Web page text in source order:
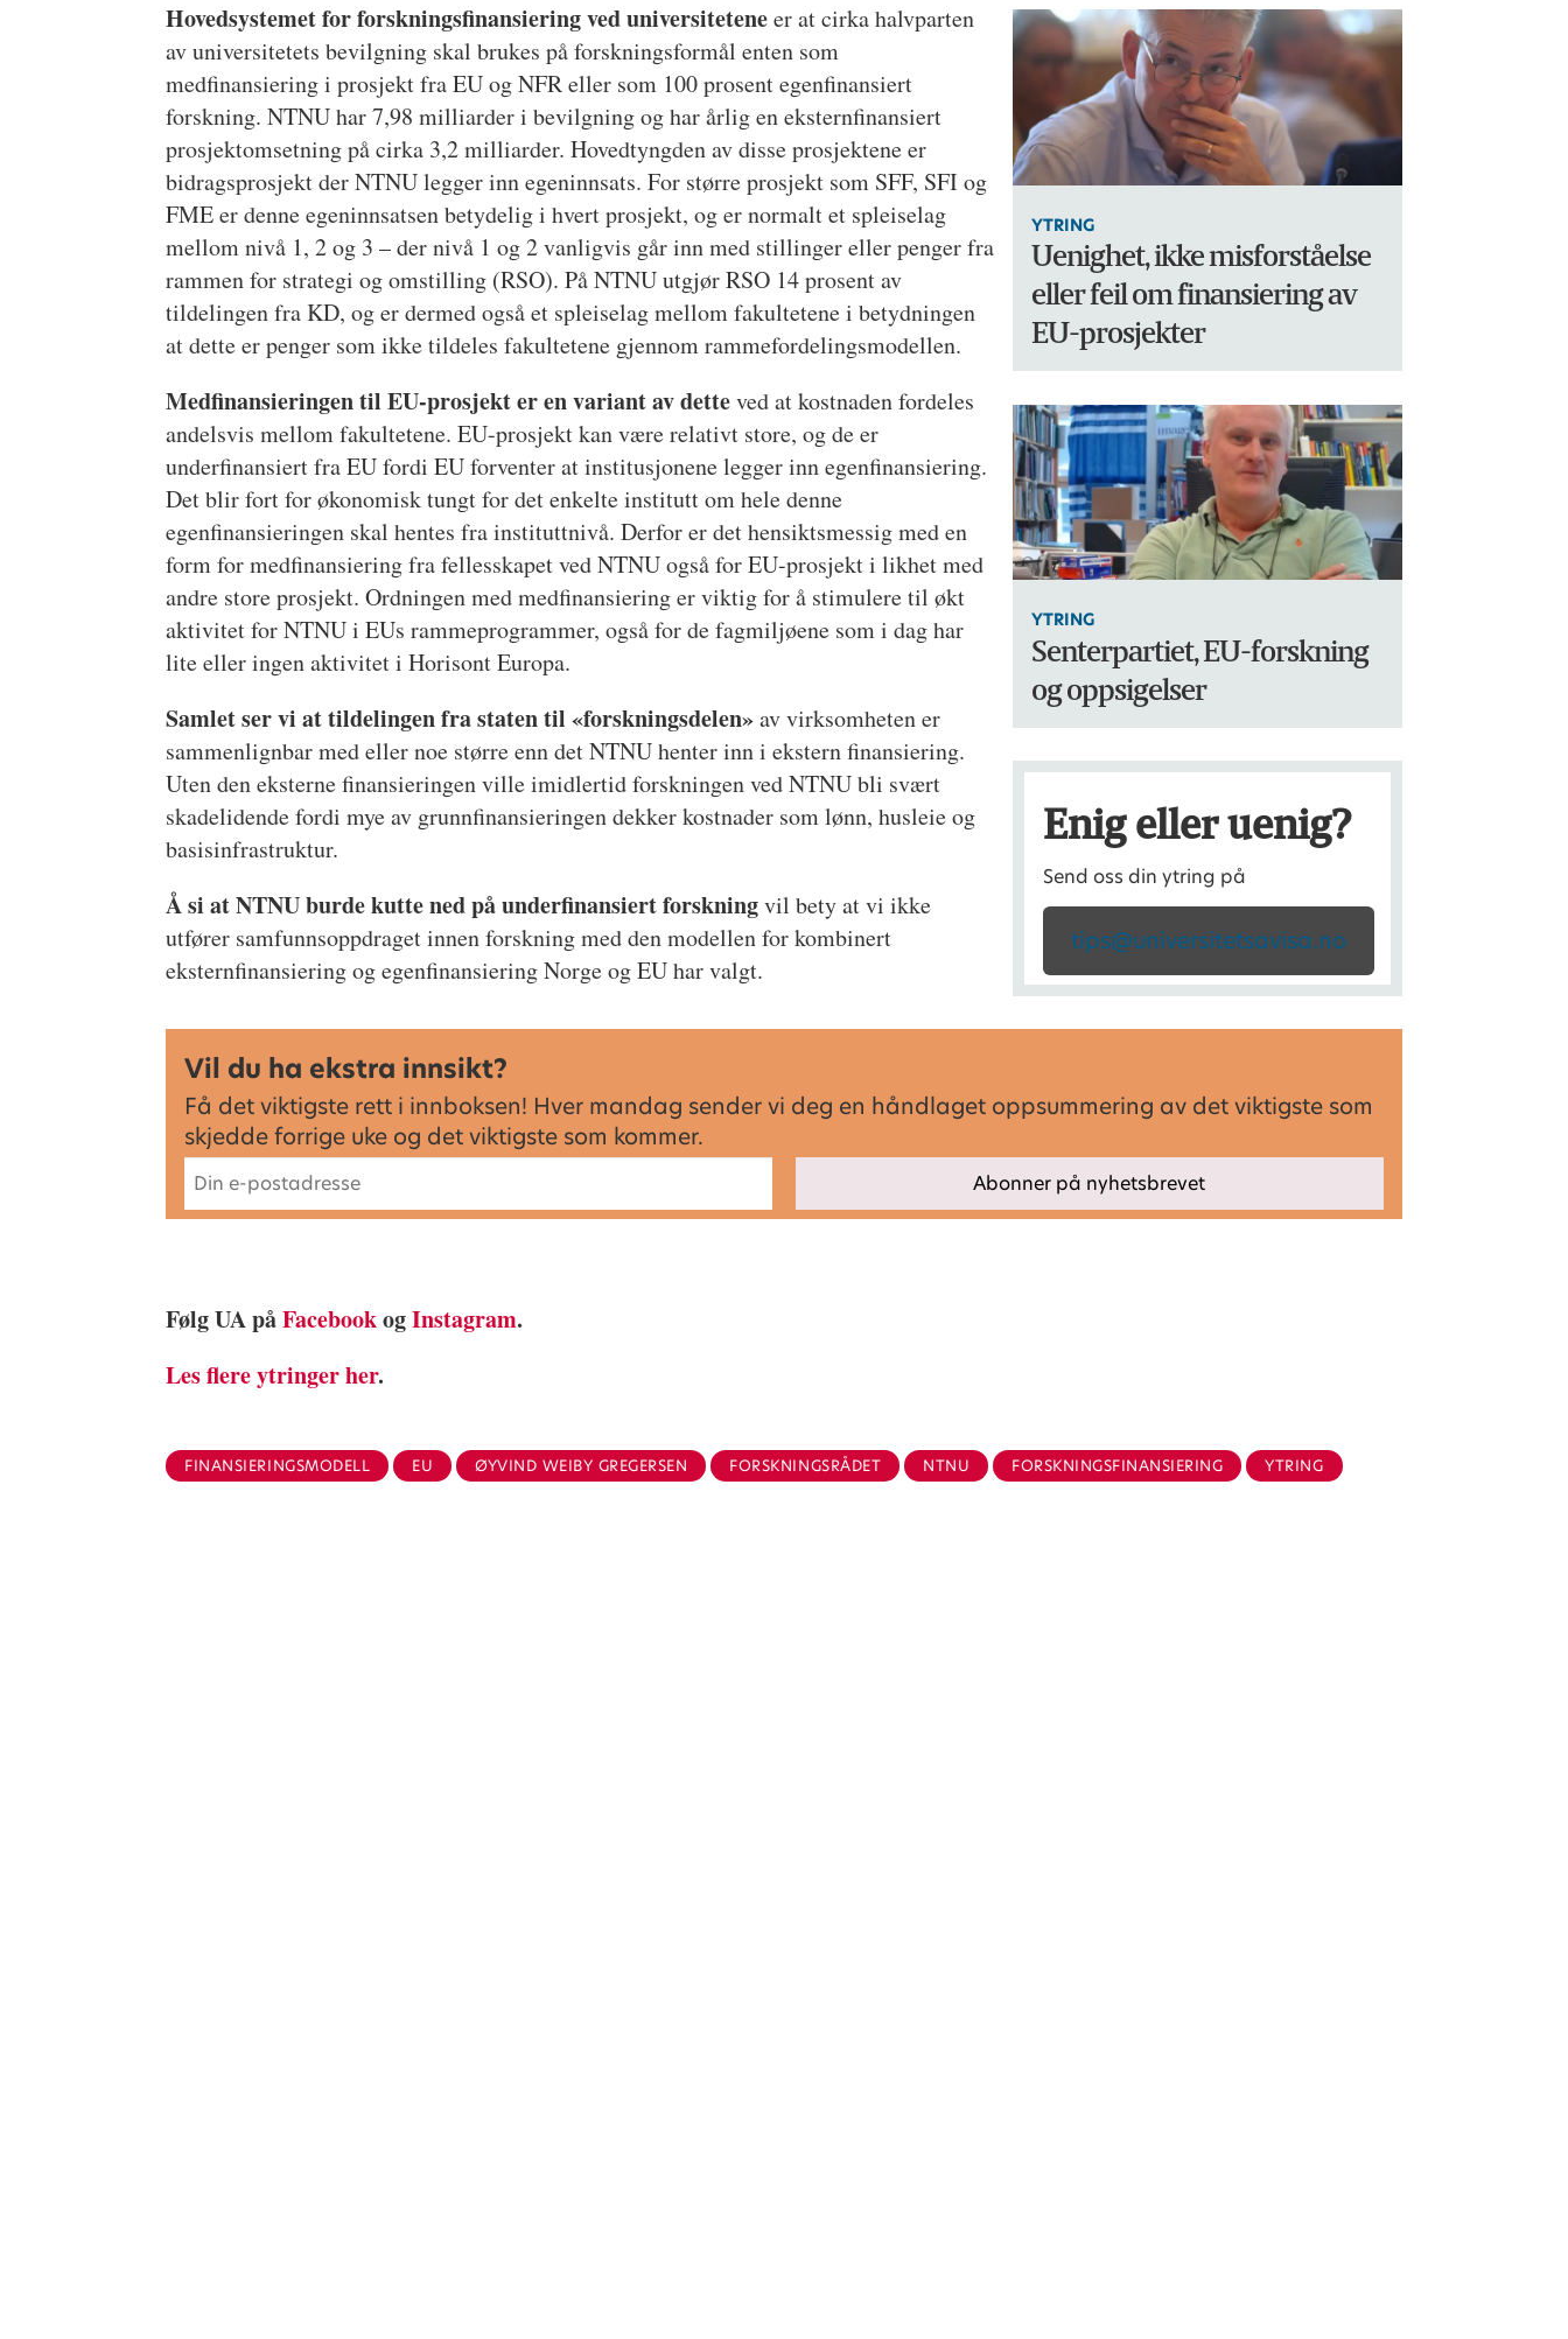
YTRING
Uenighet, ikke misforståelse
eller feil om finansiering av
EU-prosjekter
Hovedsystemet for forskningsfinansiering ved universiteteneer at cirka halvparten
av universitetets bevilgning skal brukes på forskningsformål enten som
medfinansiering i prosjekt fra EU og NFR eller som 100 prosent egenfinansiert
forskning. NTNU har 7,98 milliarder i bevilgning og har årlig en eksternfinansiert
prosjektomsetning på cirka 3,2 milliarder. Hovedtyngden av disse prosjektene er
bidragsprosjekt der NTNU legger inn egeninnsats. For større prosjekt som SFF, SFI og
FME er denne egeninnsatsen betydelig i hvert prosjekt, og er normalt et spleiselag
mellom nivå 1, 2 og 3 – der nivå 1 og 2 vanligvis går inn med stillinger eller penger fra
rammen for strategi og omstilling (RSO). På NTNU utgjør RSO 14 prosent av
tildelingen fra KD, og er dermed også et spleiselag mellom fakultetene i betydningen
at dette er penger som ikke tildeles fakultetene gjennom rammefordelingsmodellen.
YTRING
Senterpartiet, EU-forskning
og oppsigelser
Medfinansieringen til EU-prosjekt er en variant av detteved at kostnaden fordeles
andelsvis mellom fakultetene. EU-prosjekt kan være relativt store, og de er
underfinansiert fra EU fordi EU forventer at institusjonene legger inn egenfinansiering.
Det blir fort for økonomisk tungt for det enkelte institutt om hele denne
egenfinansieringen skal hentes fra instituttnivå. Derfor er det hensiktsmessig med en
form for medfinansiering fra fellesskapet ved NTNU også for EU-prosjekt i likhet med
andre store prosjekt. Ordningen med medfinansiering er viktig for å stimulere til økt
aktivitet for NTNU i EUs rammeprogrammer, også for de fagmiljøene som i dag har
lite eller ingen aktivitet i Horisont Europa.
Enig eller uenig?
Send oss din ytring på
tips@universitetsavisa.no
Samlet ser vi at tildelingen fra staten til «forskningsdelen»av virksomheten er
sammenlignbar med eller noe større enn det NTNU henter inn i ekstern finansiering.
Uten den eksterne finansieringen ville imidlertid forskningen ved NTNU bli svært
skadelidende fordi mye av grunnfinansieringen dekker kostnader som lønn, husleie og
basisinfrastruktur.
Å si at NTNU burde kutte ned på underfinansiert forskningvil bety at vi ikke
utfører samfunnsoppdraget innen forskning med den modellen for kombinert
eksternfinansiering og egenfinansiering Norge og EU har valgt.
Vil du ha ekstra innsikt?
Få det viktigste rett i innboksen! Hver mandag sender vi deg en håndlaget oppsummering av det viktigste som
skjedde forrige uke og det viktigste som kommer.
Følg UA påFacebookogInstagram.
Les flere ytringer her.
FINANSIERINGSMODELL EU ØYVIND WEIBY GREGERSEN FORSKNINGSRÅDET NTNU FORSKNINGSFINANSIERING YTRING